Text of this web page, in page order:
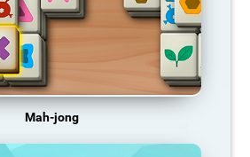
Mah-jong